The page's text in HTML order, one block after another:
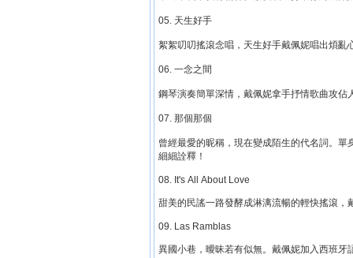
05. 天生好手
絮絮叨叨搖滾念唱，天生好手戴佩妮唱出煩
06. 一念之間
鋼琴演奏簡單深情，戴佩妮拿手抒情歌曲攻
07. 那個那個
曾經最愛的昵稱，現在變成陌生的代名詞。
細細詮釋！
08. It's All About Love
甜美的民謠一路發酵成淋漓流暢的輕快搖滾
09. Las Ramblas
異國小巷，曖昧若有似無。戴佩妮加入西班